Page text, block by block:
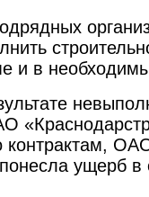
и в
контрактам,
ущерб